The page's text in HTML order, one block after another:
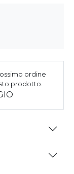
ordine
prodotto.